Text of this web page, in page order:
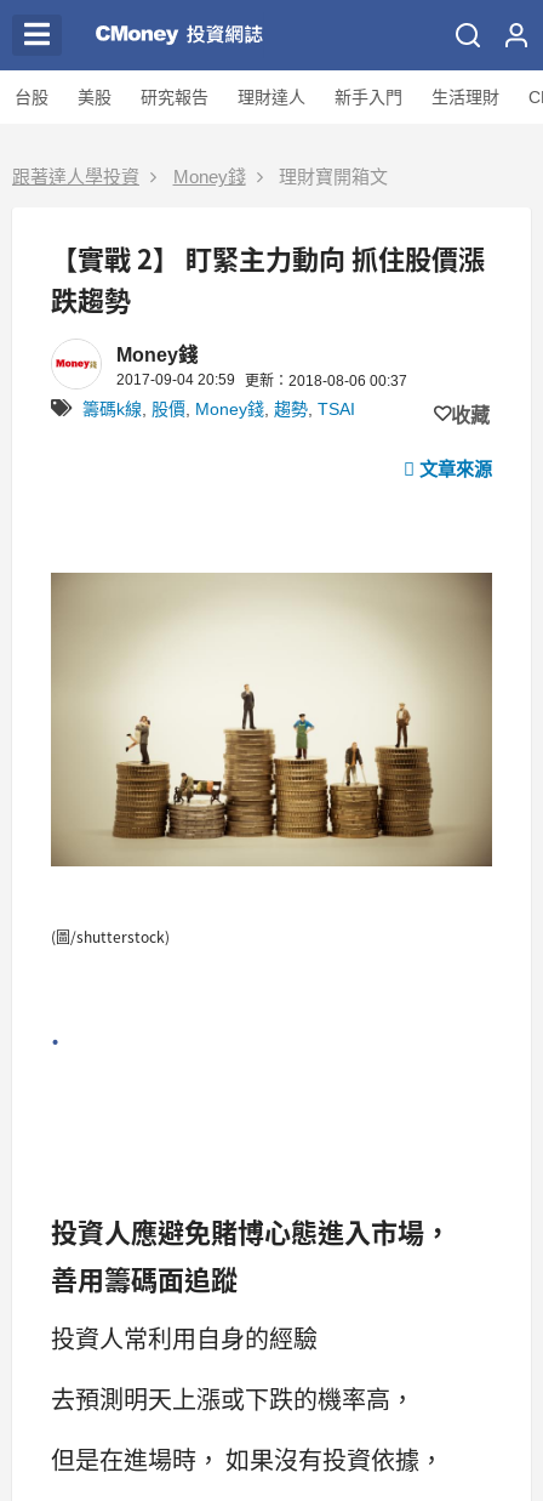
台股 美股 研究報告 理財達人 新手入門 生活理財
跟著達人學投資 Money錢 理財寶開箱文
【實戰 2】 盯緊主力動向 抓住股價漲
跌趨勢
Money錢
2017-09-04 20:59 更新：2018-08-06 00:37
籌碼k線 股價 Money錢 趨勢 TSAI 收藏
文章來源
(圖/shutterstock)
.
投資人應避免賭博心態進入市場，
善用籌碼面追蹤
投資人常利用自身的經驗
去預測明天上漲或下跌的機率高，
但是在進場時， 如果沒有投資依據，